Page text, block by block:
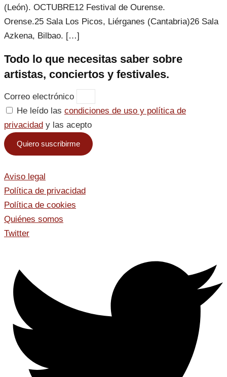
(León). OCTUBRE12 Festival de Ourense.
Orense.25 Sala Los Picos, Liérganes (Cantabria)26 Sala
Azkena, Bilbao. […]
Todo lo que necesitas saber sobre
artistas, conciertos y festivales.
Correo electrónico
He leído las condiciones de uso y política de
privacidad y las acepto
Quiero suscribirme
Aviso legal
Política de privacidad
Política de cookies
Quiénes somos
Twitter